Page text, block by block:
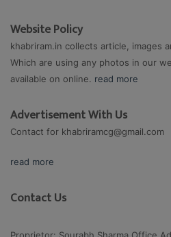
Website Policy
khabriram.in collects article, images
Which are using any photos in our
available on online. read more
Advertisement With Us
Contact for khabriramcg@gmail.com
read more
Contact Us
Proprietor: Sourabh Sharma Office